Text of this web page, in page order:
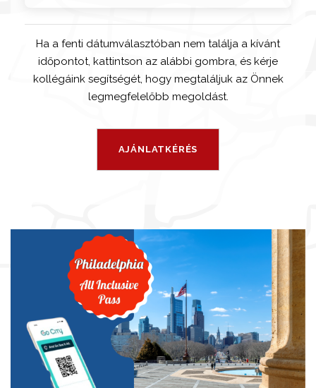
Ha a fenti dátumválasztóban nem találja a kívánt
időpontot, kattintson az alábbi gombra, és kérje
kollégáink segítségét, hogy megtaláljuk az Önnek
legmegfelelőbb megoldást.